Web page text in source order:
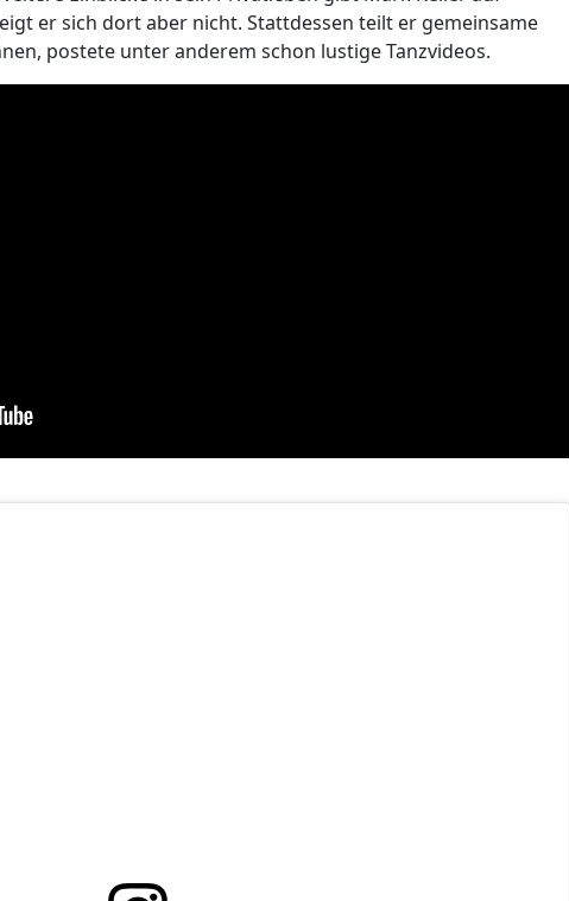
er sich dort aber nicht. Stattdessen teilt er gemeinsame
postete unter anderem schon lustige Tanzvideos.